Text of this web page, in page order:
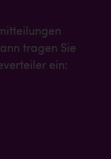
tragen Sie
ein: